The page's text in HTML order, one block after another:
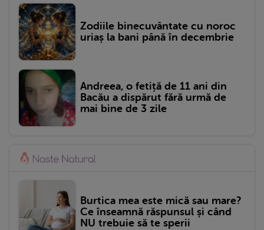
Zodiile binecuvântate cu noroc
uriaș la bani până în decembrie
Andreea, o fetiță de 11 ani din
Bacău a dispărut fără urmă de
mai bine de 3 zile
Burtica mea este mică sau mare?
Ce înseamnă răspunsul și când
NU trebuie să te sperii